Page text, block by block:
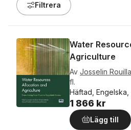
Filtrera
Water
Agriculture
Av Josselin
fl.
Häftad, Engelska,
1 866 kr
Lägg till